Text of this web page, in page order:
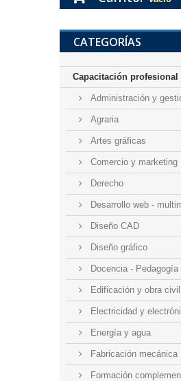
CATEGORÍAS
Capacitación profesional
Administración y
Agraria
Artes gráficas
Comercio y marketing
Derecho
Desarrollo web -
Diseño CAD
Diseño gráfico
Docencia - Pedagogía
Edificación y obra civil
Electricidad y
Energía y agua
Fabricación mecánica
Formación